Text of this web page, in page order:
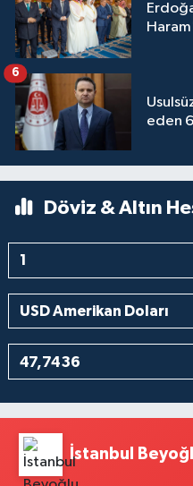
eden
6
Döviz & Altın
İstanbul